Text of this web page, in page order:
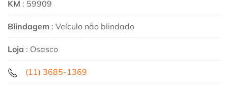
KM : 59909
Blindagem : Veículo não blindado
Loja : Osasco
(11) 3685-1369